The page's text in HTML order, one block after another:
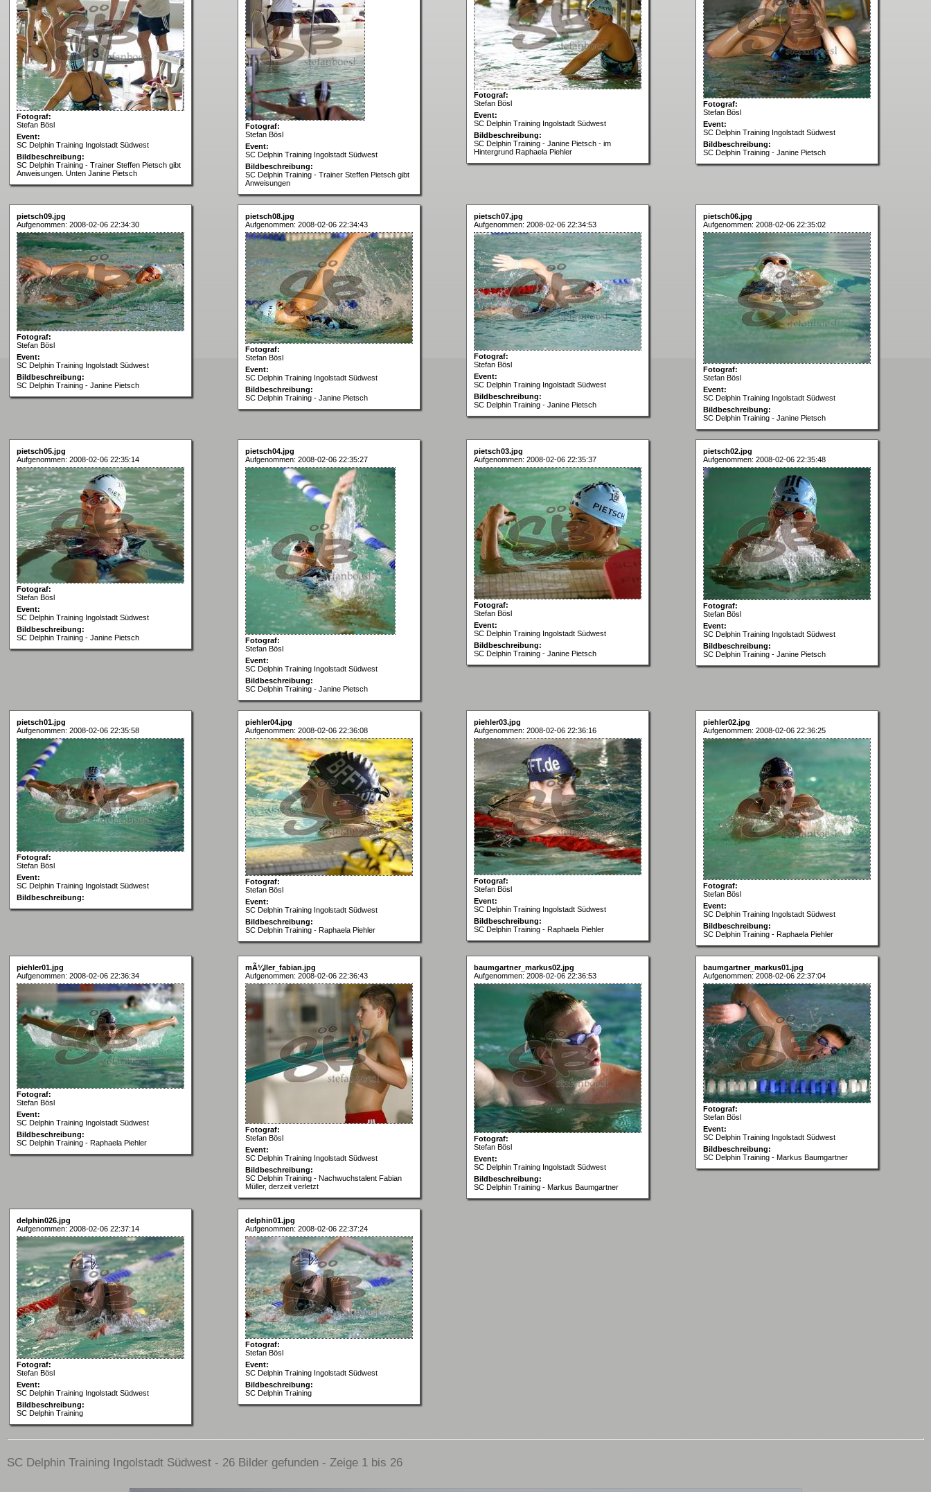
Fotograf:
Stefan Bösl
Event:
SC Delphin Training Ingolstadt Südwest
Bildbeschreibung:
SC Delphin Training - Trainer Steffen Pietsch gibt
Anweisungen. Unten Janine Pietsch
Fotograf:
Stefan Bösl
Event:
SC Delphin Training Ingolstadt Südwest
Bildbeschreibung:
SC Delphin Training - Trainer Steffen Pietsch gibt
Anweisungen
Fotograf:
Stefan Bösl
Event:
SC Delphin Training Ingolstadt Südwest
Bildbeschreibung:
SC Delphin Training - Janine Pietsch - im
Hintergrund Raphaela Piehler
Fotograf:
Stefan Bösl
Event:
SC Delphin Training Ingolstadt Südwest
Bildbeschreibung:
SC Delphin Training - Janine Pietsch
pietsch09.jpg
Aufgenommen: 2008-02-06 22:34:30
Fotograf:
Stefan Bösl
Event:
SC Delphin Training Ingolstadt Südwest
Bildbeschreibung:
SC Delphin Training - Janine Pietsch
pietsch08.jpg
Aufgenommen: 2008-02-06 22:34:43
Fotograf:
Stefan Bösl
Event:
SC Delphin Training Ingolstadt Südwest
Bildbeschreibung:
SC Delphin Training - Janine Pietsch
pietsch07.jpg
Aufgenommen: 2008-02-06 22:34:53
Fotograf:
Stefan Bösl
Event:
SC Delphin Training Ingolstadt Südwest
Bildbeschreibung:
SC Delphin Training - Janine Pietsch
pietsch06.jpg
Aufgenommen: 2008-02-06 22:35:02
Fotograf:
Stefan Bösl
Event:
SC Delphin Training Ingolstadt Südwest
Bildbeschreibung:
SC Delphin Training - Janine Pietsch
pietsch05.jpg
Aufgenommen: 2008-02-06 22:35:14
Fotograf:
Stefan Bösl
Event:
SC Delphin Training Ingolstadt Südwest
Bildbeschreibung:
SC Delphin Training - Janine Pietsch
pietsch04.jpg
Aufgenommen: 2008-02-06 22:35:27
Fotograf:
Stefan Bösl
Event:
SC Delphin Training Ingolstadt Südwest
Bildbeschreibung:
SC Delphin Training - Janine Pietsch
pietsch03.jpg
Aufgenommen: 2008-02-06 22:35:37
Fotograf:
Stefan Bösl
Event:
SC Delphin Training Ingolstadt Südwest
Bildbeschreibung:
SC Delphin Training - Janine Pietsch
pietsch02.jpg
Aufgenommen: 2008-02-06 22:35:48
Fotograf:
Stefan Bösl
Event:
SC Delphin Training Ingolstadt Südwest
Bildbeschreibung:
SC Delphin Training - Janine Pietsch
pietsch01.jpg
Aufgenommen: 2008-02-06 22:35:58
Fotograf:
Stefan Bösl
Event:
SC Delphin Training Ingolstadt Südwest
Bildbeschreibung:
piehler04.jpg
Aufgenommen: 2008-02-06 22:36:08
Fotograf:
Stefan Bösl
Event:
SC Delphin Training Ingolstadt Südwest
Bildbeschreibung:
SC Delphin Training - Raphaela Piehler
piehler03.jpg
Aufgenommen: 2008-02-06 22:36:16
Fotograf:
Stefan Bösl
Event:
SC Delphin Training Ingolstadt Südwest
Bildbeschreibung:
SC Delphin Training - Raphaela Piehler
piehler02.jpg
Aufgenommen: 2008-02-06 22:36:25
Fotograf:
Stefan Bösl
Event:
SC Delphin Training Ingolstadt Südwest
Bildbeschreibung:
SC Delphin Training - Raphaela Piehler
piehler01.jpg
Aufgenommen: 2008-02-06 22:36:34
Fotograf:
Stefan Bösl
Event:
SC Delphin Training Ingolstadt Südwest
Bildbeschreibung:
SC Delphin Training - Raphaela Piehler
mÃ¼ller_fabian.jpg
Aufgenommen: 2008-02-06 22:36:43
Fotograf:
Stefan Bösl
Event:
SC Delphin Training Ingolstadt Südwest
Bildbeschreibung:
SC Delphin Training - Nachwuchstalent Fabian
Müller, derzeit verletzt
baumgartner_markus02.jpg
Aufgenommen: 2008-02-06 22:36:53
Fotograf:
Stefan Bösl
Event:
SC Delphin Training Ingolstadt Südwest
Bildbeschreibung:
SC Delphin Training - Markus Baumgartner
baumgartner_markus01.jpg
Aufgenommen: 2008-02-06 22:37:04
Fotograf:
Stefan Bösl
Event:
SC Delphin Training Ingolstadt Südwest
Bildbeschreibung:
SC Delphin Training - Markus Baumgartner
delphin026.jpg
Aufgenommen: 2008-02-06 22:37:14
Fotograf:
Stefan Bösl
Event:
SC Delphin Training Ingolstadt Südwest
Bildbeschreibung:
SC Delphin Training
delphin01.jpg
Aufgenommen: 2008-02-06 22:37:24
Fotograf:
Stefan Bösl
Event:
SC Delphin Training Ingolstadt Südwest
Bildbeschreibung:
SC Delphin Training
SC Delphin Training Ingolstadt Südwest - 26 Bilder gefunden - Zeige 1 bis 26